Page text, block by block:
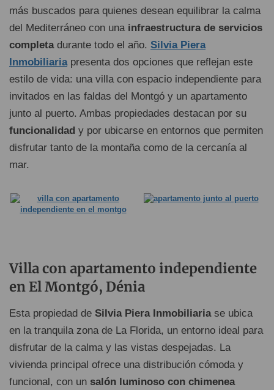
más buscados para quienes desean equilibrar la calma
del Mediterráneo con una infraestructura de servicios
completadurante todo el año. Silvia Piera
Inmobiliariapresenta dos opciones que reflejan este
estilo de vida: una villa con espacio independiente para
invitados en las faldas del Montgó y un apartamento
junto al puerto. Ambas propiedades destacan por su
funcionalidad y por ubicarse en entornos que permiten
disfrutar tanto de la montaña como de la cercanía al
mar.
Villa con apartamento independiente
en El Montgó, Dénia
Esta propiedad de Silvia Piera Inmobiliariase ubica
en la tranquila zona de La Florida, un entorno ideal para
disfrutar de la calma y las vistas despejadas. La
vivienda principal ofrece una distribución cómoda y
funcional, con un salón luminoso con chimenea